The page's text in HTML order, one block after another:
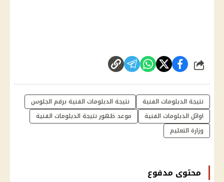
شارك
نتيجة الدبلومات الفنية
نتيجة الدبلومات الفنية برقم الجلوس
اوائل الدبلومات الفنية
موعد ظهور نتيجة الدبلومات الفنية
وزارة التعليم
محتوى مدفوع